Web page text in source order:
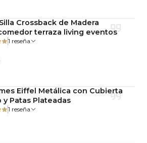
Crossback de Madera
terraza living eventos
1 reseña
Eiffel Metálica con Cubierta
y Patas Plateadas
1 reseña